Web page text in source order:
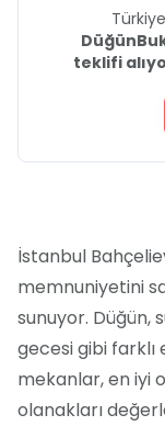
teklifi
İstanbul
memnuniyetini
sunuyor. Düğün,
gecesi gibi
mekanlar, en iyi
olanakları